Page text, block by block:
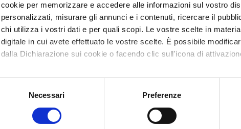
cookie per memorizzare e accedere alle informazioni sul vostro
personalizzati, misurare gli annunci e i contenuti, ricercare il
chi utilizza i vostri dati e per quali scopi. Le vostre scelte in
digitale in cui avete effettuato le vostre scelte. È possibile
dalla Dichiarazione sui cookie o facendo clic sull'icona di
Con il tuo consenso, vorremmo anche:
raccogliere informazioni sulla tua posizione geografica,
digitali).
Necessari Preferenze
Referente esterno
Data pubblicazione 23 ottobre 2015